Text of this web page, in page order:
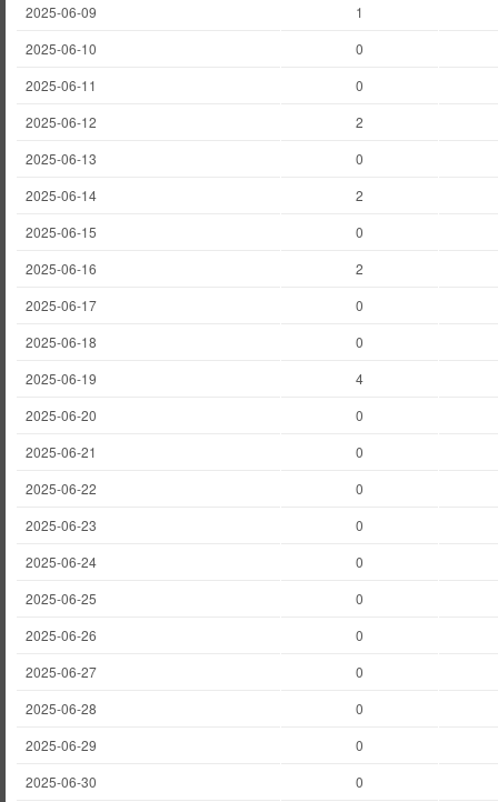
2025-06-09
1
2025-06-10
0
2025-06-11
0
2025-06-12
2
2025-06-13
0
2025-06-14
2
2025-06-15
0
2025-06-16
2
2025-06-17
0
2025-06-18
0
2025-06-19
4
2025-06-20
0
2025-06-21
0
2025-06-22
0
2025-06-23
0
2025-06-24
0
2025-06-25
0
2025-06-26
0
2025-06-27
0
2025-06-28
0
2025-06-29
0
2025-06-30
0